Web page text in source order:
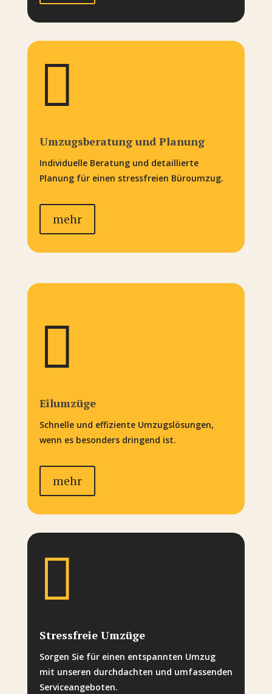

Umzugsberatung und Planung
Individuelle Beratung und detaillierte
Planung für einen stressfreien Büroumzug.
mehr

Eilumzüge
Schnelle und effiziente Umzugslösungen,
wenn es besonders dringend ist.
mehr

Stressfreie Umzüge
Sorgen Sie für einen entspannten Umzug
mit unseren durchdachten und umfassenden
Serviceangeboten.